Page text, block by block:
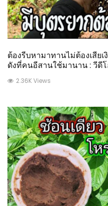
ต้องรีบหามาทานไม่ต้องเสีย
ดังที่คนอีสานใช้มานาน : วีดีโ
2.36K Views